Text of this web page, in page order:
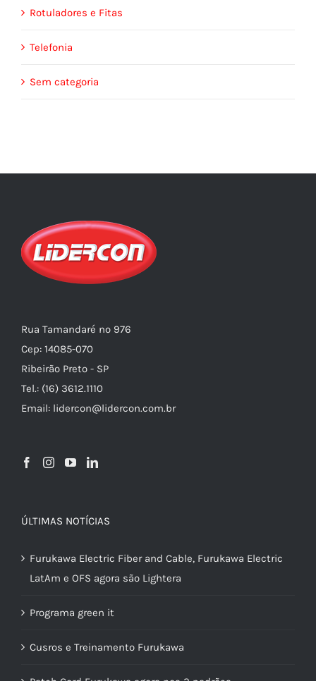
Rotuladores e Fitas
Telefonia
Sem categoria
Rua Tamandaré nº 976
Cep: 14085-070
Ribeirão Preto - SP
Tel.: (16) 3612.1110
Email: lidercon@lidercon.com.br
ÚLTIMAS NOTÍCIAS
Furukawa Electric Fiber and Cable, Furukawa Electric
LatAm e OFS agora são Lightera
Programa green it
Cusros e Treinamento Furukawa